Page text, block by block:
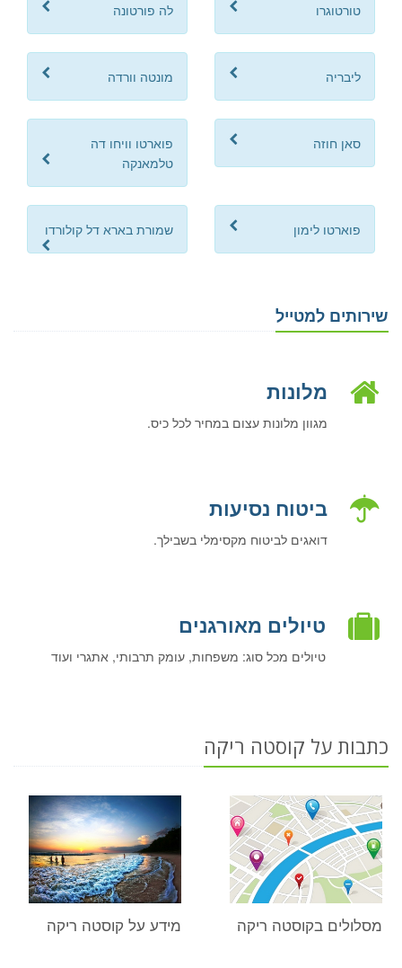
טורטוגרו לה פורטונה
ליבריה מונטה וורדה
סאן חוזה
פוארטו וויחו דה
טלמאנקה
פוארטו לימון שמורת בארא דל קולורדו
שירותים למטייל
מלונות
מגוון מלונות עצום במחיר לכל כיס.
ביטוח נסיעות
דואגים לביטוח מקסימלי בשבילך.
טיולים מאורגנים
טיולים מכל סוג: משפחות, עומק תרבותי, אתגרי ועוד
כתבות על קוסטה ריקה
מסלולים בקוסטה ריקה מידע על קוסטה ריקה